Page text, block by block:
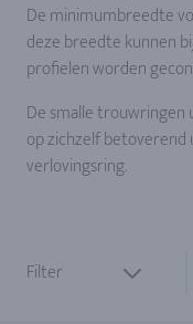
De minimumbreedte
deze breedte kunnen
profielen worden
De smalle trouwringen
op zichzelf betoverend
verlovingsring.
Filter